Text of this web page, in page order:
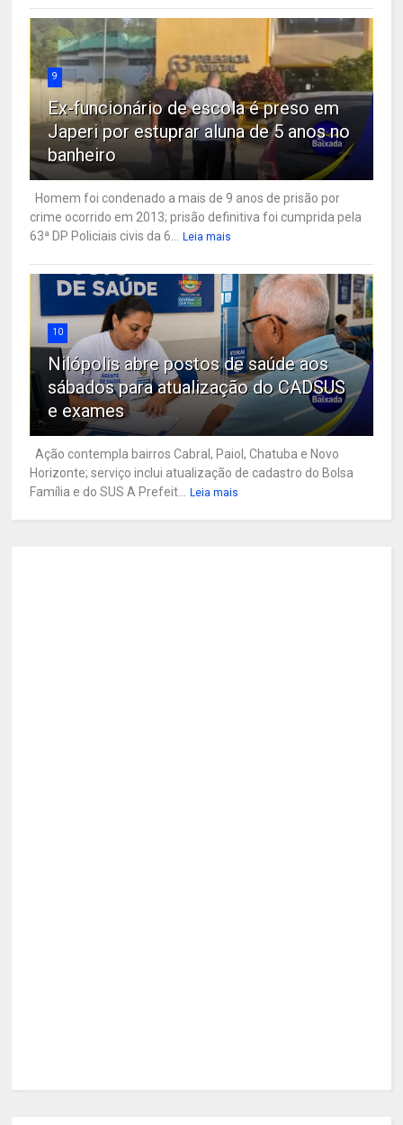
9
Ex-funcionário de escola é preso em
Japeri por estuprar aluna de 5 anos no
banheiro
Homem foi condenado a mais de 9 anos de prisão por
crime ocorrido em 2013; prisão definitiva foi cumprida pela
63ª DP Policiais civis da 6...
Leia mais
10
Nilópolis abre postos de saúde aos
sábados para atualização do CADSUS
e exames
Ação contempla bairros Cabral, Paiol, Chatuba e Novo
Horizonte; serviço inclui atualização de cadastro do Bolsa
Família e do SUS A Prefeit...
Leia mais